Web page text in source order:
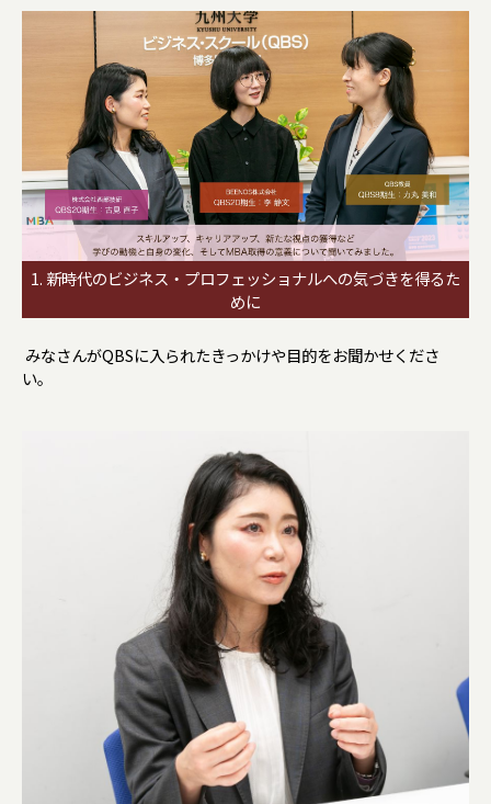
1. 新時代のビジネス・プロフェッショナルへの気づきを得るた
めに
―― みなさんがQBSに入られたきっかけや目的をお聞かせくださ
い。